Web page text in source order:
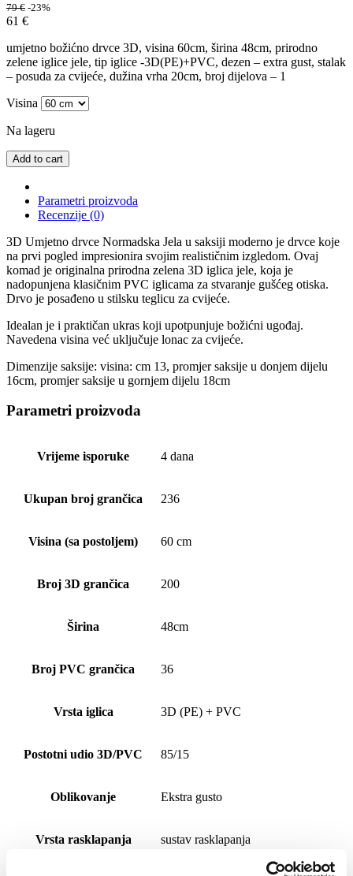
79€ -23%
61 €
umjetno božićno drvce 3D, visina 60cm, širina 48cm, prirodno
zelene iglice jele, tip iglice -3D(PE)+PVC, dezen – extra gust, stalak
– posuda za cvijeće, dužina vrha 20cm, broj dijelova – 1
Visina
Na lageru
Add to cart
Parametri proizvoda
Recenzije (0)
3D Umjetno drvce Normadska Jela u saksiji moderno je drvce koje
na prvi pogled impresionira svojim realističnim izgledom. Ovaj
komad je originalna prirodna zelena 3D iglica jele, koja je
nadopunjena klasičnim PVC iglicama za stvaranje gušćeg otiska.
Drvo je posađeno u stilsku teglicu za cvijeće.
Idealan je i praktičan ukras koji upotpunjuje božićni ugođaj.
Navedena visina već uključuje lonac za cvijeće.
Dimenzije saksije: visina: cm 13, promjer saksije u donjem dijelu
16cm, promjer saksije u gornjem dijelu 18cm
Parametri proizvoda
Vrijeme isporuke 4 dana
Ukupan broj grančica 236
Visina (sa postoljem) 60 cm
Broj 3D grančica 200
Širina 48cm
Broj PVC grančica 36
Vrsta iglica 3D (PE) + PVC
Postotni udio 3D/PVC 85/15
Oblikovanje Ekstra gusto
Vrsta rasklapanja sustav rasklapanja